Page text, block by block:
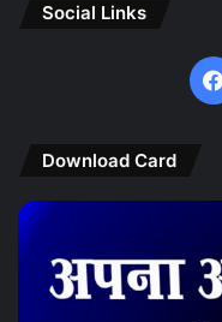
Social Links
Download Card